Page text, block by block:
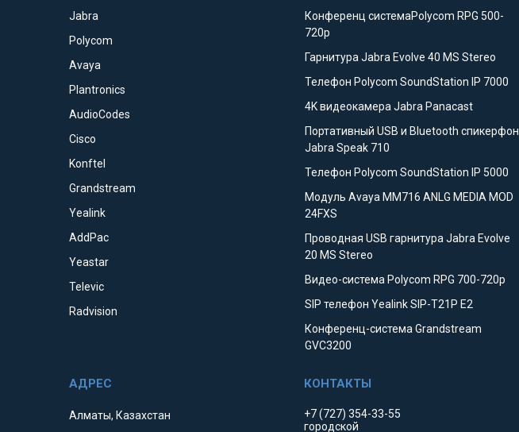
Jabra
Polycom
Avaya
Plantronics
AudioCodes
Cisco
Konftel
Grandstream
Yealink
AddPac
Yeastar
Televic
Radvision
Конференц системаPolycom RPG 500-
720p
Гарнитура Jabra Evolve 40 MS Stereo
Телефон Polycom SoundStation IP 7000
4K видеокамера Jabra Panacast
Портативный USB и Bluetooth спикерфон
Jabra Speak 710
Телефон Polycom SoundStation IP 5000
Модуль Avaya MM716 ANLG MEDIA MOD
24FXS
Проводная USB гарнитура Jabra Evolve
20 MS Stereo
Видео-система Polycom RPG 700-720p
SIP телефон Yealink SIP-T21P E2
Конференц-система Grandstream
GVC3200
Алматы, Казахстан
+7 (727) 354-33-55
городской